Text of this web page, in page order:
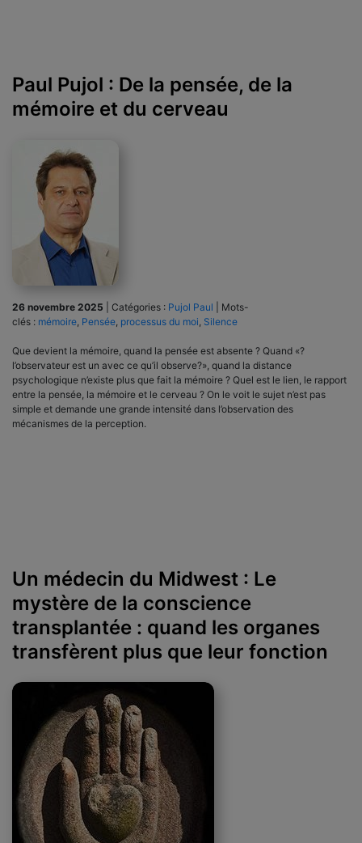
Paul Pujol : De la pensée, de la
mémoire et du cerveau
26 novembre 2025 Catégories : Pujol Paul
Mots-
clés : mémoire Pensée processus du moi Silence
Que devient la mémoire, quand la pensée est absente ? Quand «?
l’observateur est un avec ce qu’il observe?», quand la distance
psychologique n’existe plus que fait la mémoire ? Quel est le lien, le rapport
entre la pensée, la mémoire et le cerveau ? On le voit le sujet n’est pas
simple et demande une grande intensité dans l’observation des
mécanismes de la perception.
Un médecin du Midwest : Le
mystère de la conscience
transplantée : quand les organes
transfèrent plus que leur fonction